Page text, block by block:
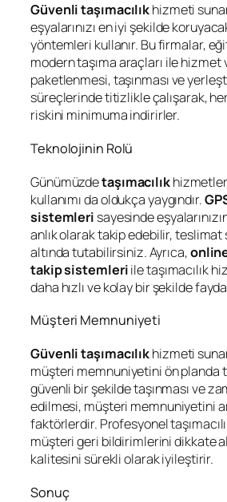
Güvenli taşımacılıkhizmeti
eşyalarınızı en iyi şekilde
yöntemleri kullanır. Bu firmalar,
modern taşıma araçları ile hizmet
paketlenmesi, taşınması ve
süreçlerinde titizlikle çalışarak,
riskini minimuma indirirler.
Teknolojinin Rolü
Günümüzdetaşımacılık
kullanımı da oldukça yaygındır.
sistemleri sayesinde
anlık olarak takip edebilir,
altında tutabilirsiniz. Ayrıca,
takip sistemleriile taşımacılık
daha hızlı ve kolay bir şekilde
Müşteri Memnuniyeti
Güvenli taşımacılıkhizmeti
müşteri memnuniyetini ön planda
güvenli bir şekilde taşınması ve
edilmesi, müşteri memnuniyetini
faktörlerdir. Profesyonel
müşteri geri bildirimlerini dikkate
kalitesini sürekli olarak iyileştirir.
Sonuç